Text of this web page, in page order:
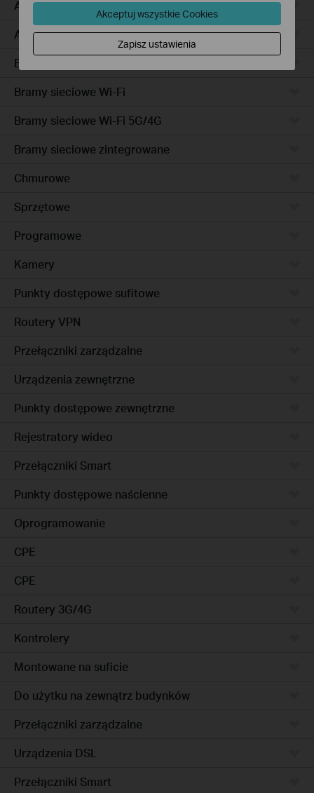
Access Pro
Access
Bramy sieciowe przewodowe
Bramy sieciowe Wi-Fi
Bramy sieciowe Wi-Fi 5G/4G
Bramy sieciowe zintegrowane
Chmurowe
Sprzętowe
Programowe
Kamery
Punkty dostępowe sufitowe
Routery VPN
Przełączniki zarządzalne
Urządzenia zewnętrzne
Punkty dostępowe zewnętrzne
Rejestratory wideo
Przełączniki Smart
Punkty dostępowe naścienne
Oprogramowanie
CPE
CPE
Routery 3G/4G
Kontrolery
Montowane na suficie
Do użytku na zewnątrz budynków
Przełączniki zarządzalne
Urządzenia DSL
Przełączniki Smart
Akceptuj wszystkie Cookies
Zapisz ustawienia